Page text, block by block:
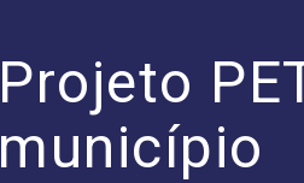
Projeto
município